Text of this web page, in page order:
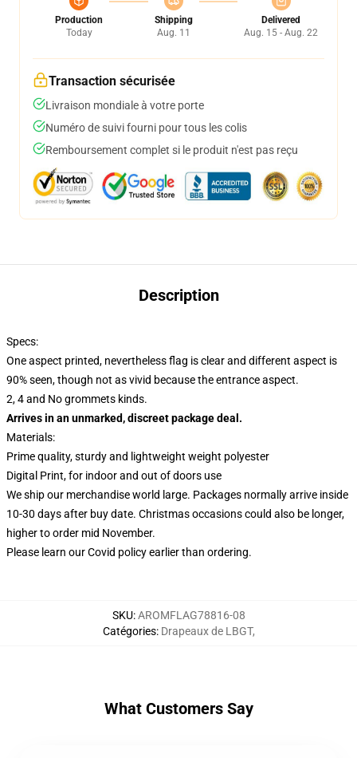
Production
Today
Shipping
Aug. 11
Delivered
Aug. 15 - Aug. 22
Transaction sécurisée
Livraison mondiale à votre porte
Numéro de suivi fourni pour tous les colis
Remboursement complet si le produit n'est pas reçu
Description
Specs:
One aspect printed, nevertheless flag is clear and different aspect is
90% seen, though not as vivid because the entrance aspect.
2, 4 and No grommets kinds.
Arrives in an unmarked, discreet package deal.
Materials:
Prime quality, sturdy and lightweight weight polyester
Digital Print, for indoor and out of doors use
We ship our merchandise world large. Packages normally arrive inside
10-30 days after buy date. Christmas occasions could also be longer,
higher to order mid November.
Please learn our Covid policyearlier than ordering.
SKU:AROMFLAG78816-08
Catégories: Drapeaux de LBGT,
What Customers Say